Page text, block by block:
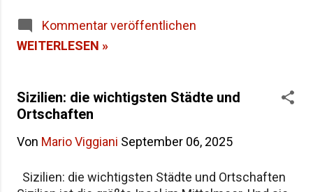
fragst, warum die Insel heute "Sicilia" heißt und
wie sie in der Antike genannt wurde, findest du
heutigen Namen. Woher stammt der Name
Sizilien Inhaltsverzeichnis Die Herkunft des
die drei Kaps Sicania – der Name nach den
Weitere antike Namen und Legenden Alle Namen
Kommentar veröffentlichen
WEITERLESEN »
Sizilien: die wichtigsten Städte und
Ortschaften
Von Mario Viggiani September 06, 2025
Sizilien: die wichtigsten Städte und Ortschaften